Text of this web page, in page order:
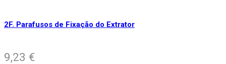
2F. Parafusos de Fixação do Extrator
9,23 €